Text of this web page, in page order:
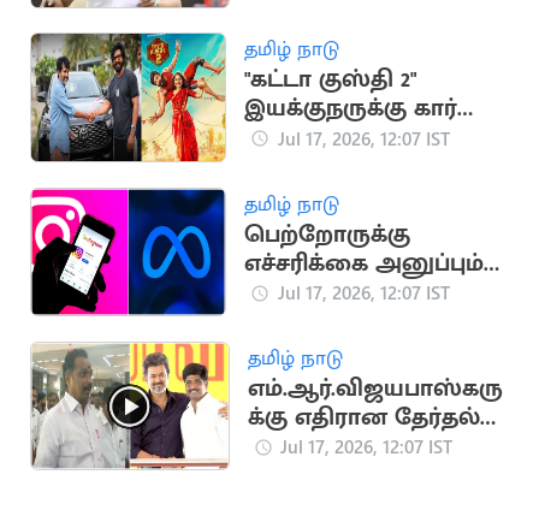
தமிழ் நாடு
"கட்டா குஸ்தி 2"
இயக்குநருக்கு கார்
பரிசளித்த விஷ்ணு
Jul 17, 2026, 12:07 IST
தமிழ் நாடு
பெற்றோருக்கு
எச்சரிக்கை அனுப்பும்
இன்ஸ்டாகிராம் புதிய
Jul 17, 2026, 12:07 IST
தமிழ் நாடு
எம்.ஆர்.விஜயபாஸ்கரு
க்கு எதிரான தேர்தல்
வழக்கு வாபஸ்
Jul 17, 2026, 12:07 IST